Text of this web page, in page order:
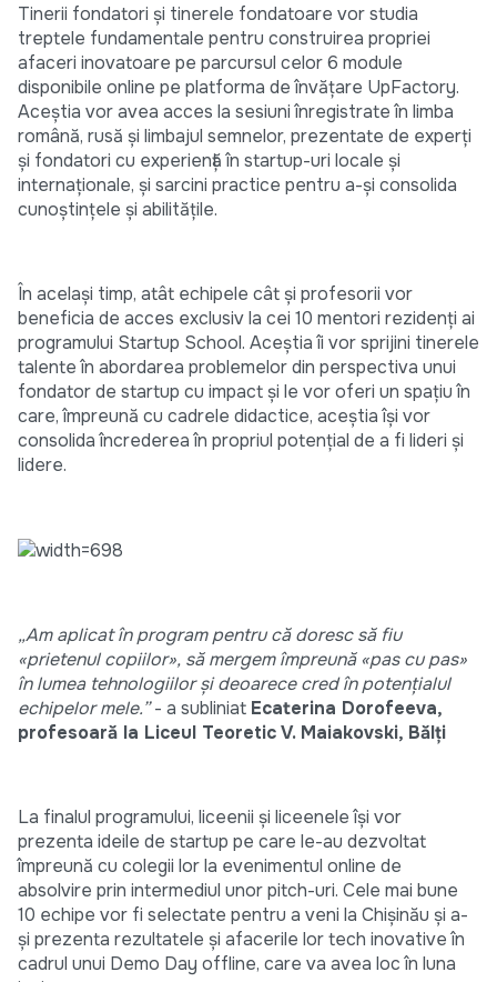
Tinerii fondatori și tinerele fondatoare vor studia
treptele fundamentale pentru construirea propriei
afaceri inovatoare pe parcursul celor 6 module
disponibile online pe platforma de învățare UpFactory.
Aceștia vor avea acces la sesiuni înregistrate în limba
română, rusă și limbajul semnelor, prezentate de experți
și fondatori cu experiență în startup-uri locale și
internaționale, și sarcini practice pentru a-și consolida
cunoștințele și abilitățile.
În același timp, atât echipele cât și profesorii vor
beneficia de acces exclusiv la cei 10 mentori rezidenți ai
programului Startup School. Aceștia îi vor sprijini tinerele
talente în abordarea problemelor din perspectiva unui
fondator de startup cu impact și le vor oferi un spațiu în
care, împreună cu cadrele didactice, aceștia își vor
consolida încrederea în propriul potențial de a fi lideri și
lidere.
„Am aplicat în program pentru că doresc să fiu
«prietenul copiilor», să mergem împreună «pas cu pas»
în lumea tehnologiilor și deoarece cred în potențialul
echipelor mele.”- a subliniat Ecaterina Dorofeeva,
profesoară la Liceul Teoretic V. Maiakovski, Bălți
La finalul programului, liceenii și liceenele își vor
prezenta ideile de startup pe care le-au dezvoltat
împreună cu colegii lor la evenimentul online de
absolvire prin intermediul unor pitch-uri. Cele mai bune
10 echipe vor fi selectate pentru a veni la Chișinău și a-
și prezenta rezultatele și afacerile lor tech inovative în
cadrul unui Demo Day offline, care va avea loc în luna